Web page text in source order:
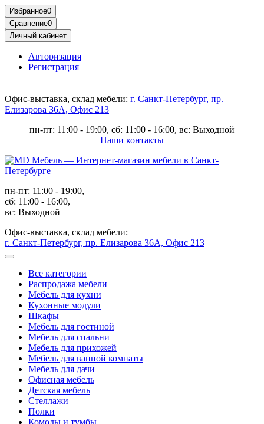
Избранное0
Сравнение0
Личный кабинет
Авторизация
Регистрация
Офис-выставка, склад мебели: г. Санкт-Петербург, пр.
Елизарова 36А, Офис 213
пн-пт: 11:00 - 19:00, сб: 11:00 - 16:00, вс: Выходной
Наши контакты
пн-пт: 11:00 - 19:00,
сб: 11:00 - 16:00,
вс: Выходной
Офис-выставка, склад мебели:
г. Санкт-Петербург, пр. Елизарова 36А, Офис 213
Все категории
Распродажа мебели
Мебель для кухни
Кухонные модули
Шкафы
Мебель для гостиной
Мебель для спальни
Мебель для прихожей
Мебель для ванной комнаты
Мебель для дачи
Офисная мебель
Детская мебель
Стеллажи
Полки
Комоды и тумбы